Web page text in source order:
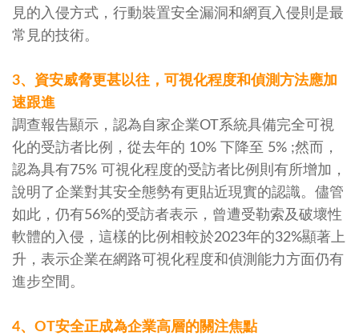
見的入侵方式，行動裝置安全漏洞和網頁入侵則是最
常見的技術。
3、資安威脅更甚以往，可視化程度和偵測方法應加
速跟進
調查報告顯示，認為自家企業OT系統具備完全可視
化的受訪者比例，從去年的 10% 下降至 5% ;然而，
認為具有75% 可視化程度的受訪者比例則有所增加，
說明了企業對其安全態勢有更貼近現實的認識。儘管
如此，仍有56%的受訪者表示，曾遭受勒索及破壞性
軟體的入侵，這樣的比例相較於2023年的32%顯著上
升，表示企業在網路可視化程度和偵測能力方面仍有
進步空間。
4、OT安全正成為企業高層的關注焦點